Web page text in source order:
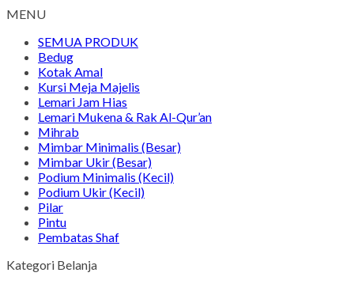
MENU
SEMUA PRODUK
Bedug
Kotak Amal
Kursi Meja Majelis
Lemari Jam Hias
Lemari Mukena & Rak Al-Qur’an
Mihrab
Mimbar Minimalis (Besar)
Mimbar Ukir (Besar)
Podium Minimalis (Kecil)
Podium Ukir (Kecil)
Pilar
Pintu
Pembatas Shaf
Kategori Belanja